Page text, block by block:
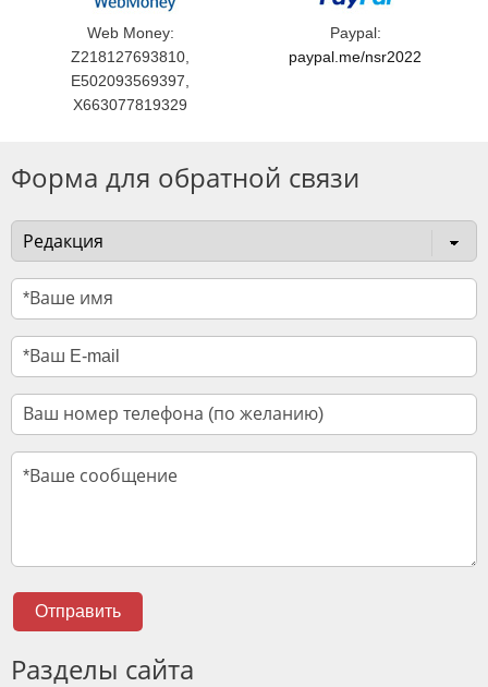
Web Money:
Z218127693810,
E502093569397,
X663077819329
Paypal:
paypal.me/nsr2022
Форма для обратной связи
Отправить
Разделы сайта